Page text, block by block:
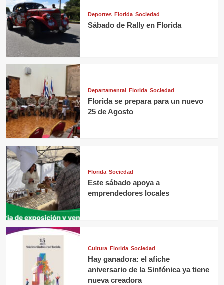
Deportes Florida Sociedad
Sábado de Rally en Florida
Departamental Florida Sociedad
Florida se prepara para un nuevo
25 de Agosto
Florida Sociedad
Este sábado apoya a
emprendedores locales
Cultura Florida Sociedad
Hay ganadora: el afiche
aniversario de la Sinfónica ya tiene
nueva creadora